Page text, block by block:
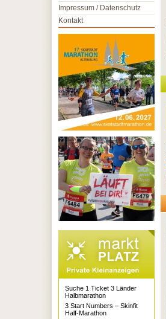
Impressum / Datenschutz
Kontakt
Suche 1 Ticket 3 Länder
Halbmarathon
3 Start Numbers – Skinfit
Half-Marathon